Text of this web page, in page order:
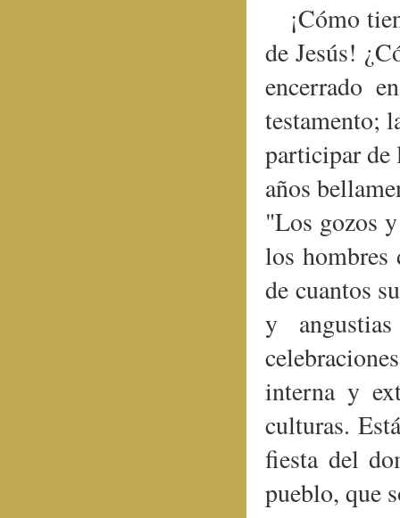
¡Cómo
de Jesús!
encerrado
testamento;
participar de
años
"Los gozos
los hombres
de cuantos
y
interna y
culturas.
fiesta del
pueblo, que